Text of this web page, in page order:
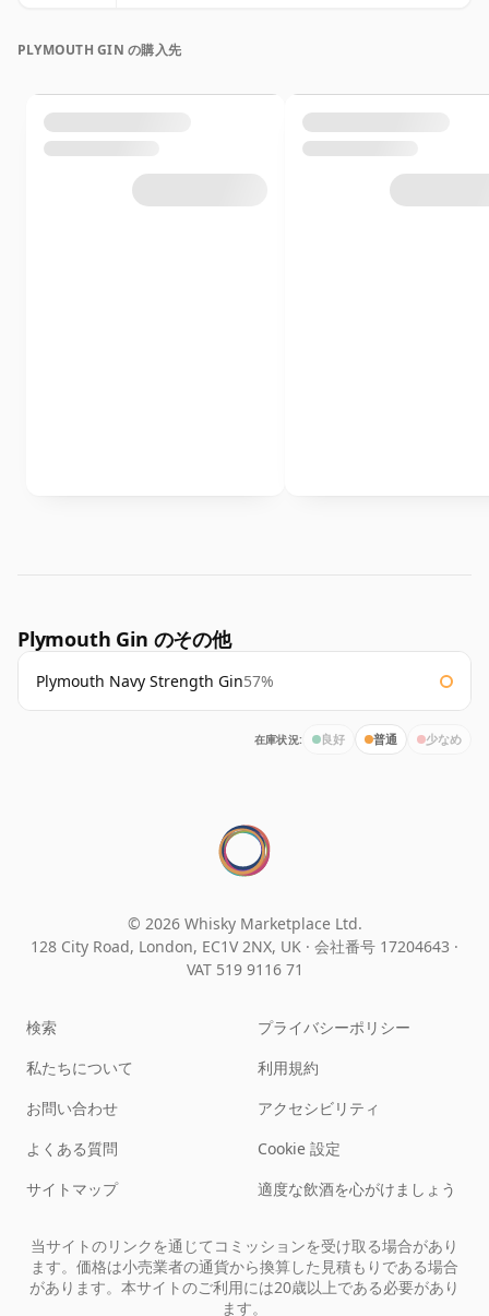
PLYMOUTH GIN の購入先
Plymouth Gin のその他
Plymouth Navy Strength Gin57%
在庫状況: 良好 普通 少なめ
© 2026 Whisky Marketplace Ltd.
128 City Road, London, EC1V 2NX, UK · 会社番号 17204643 ·
VAT 519 9116 71
検索
私たちについて
お問い合わせ
よくある質問
サイトマップ
プライバシーポリシー
利用規約
アクセシビリティ
Cookie 設定
適度な飲酒を心がけましょう
当サイトのリンクを通じてコミッションを受け取る場合があり
ます。価格は小売業者の通貨から換算した見積もりである場合
があります。本サイトのご利用には20歳以上である必要があり
ます。